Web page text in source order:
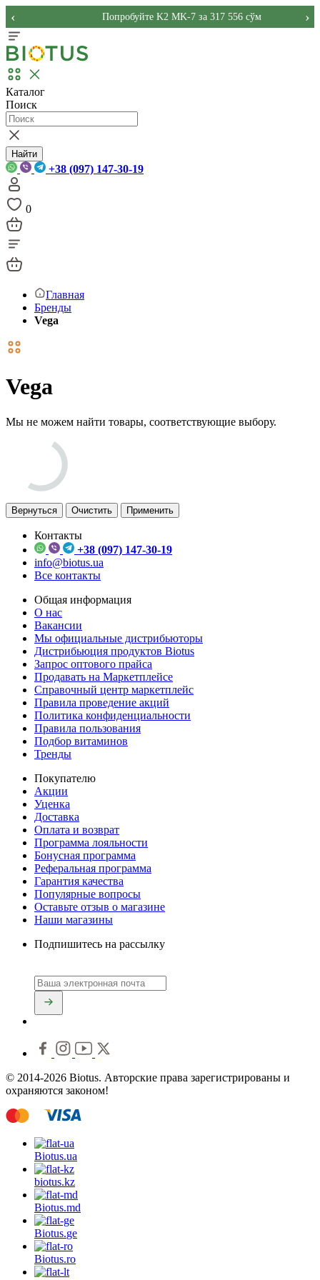
Попробуйте K2 MK-7 за 317 556 сўм
‹ ›
Каталог
Поиск
Найти
+38 (097) 147-30-19
0
Главная
Бренды
Vega
Vega
Мы не можем найти товары, соответствующие выбору.
Вернуться Очистить Применить
Контакты
+38 (097) 147-30-19
info@biotus.ua
Все контакты
Общая информация
О нас
Вакансии
Мы официальные дистрибьюторы
Дистрибьюция продуктов Biotus
Запрос оптового прайса
Продавать на Маркетплейсе
Справочный центр маркетплейс
Правила проведение акций
Политика конфиденциальности
Правила пользования
Подбор витаминов
Тренды
Покупателю
Акции
Уценка
Доставка
Оплата и возврат
Программа лояльности
Бонусная программа
Реферальная программа
Гарантия качества
Популярные вопросы
Оставьте отзыв о магазине
Наши магазины
Подпишитесь на рассылку
© 2014-2026 Biotus. Авторские права зарегистрированы и
охраняются законом!
Biotus.ua
biotus.kz
Biotus.md
Biotus.ge
Biotus.ro